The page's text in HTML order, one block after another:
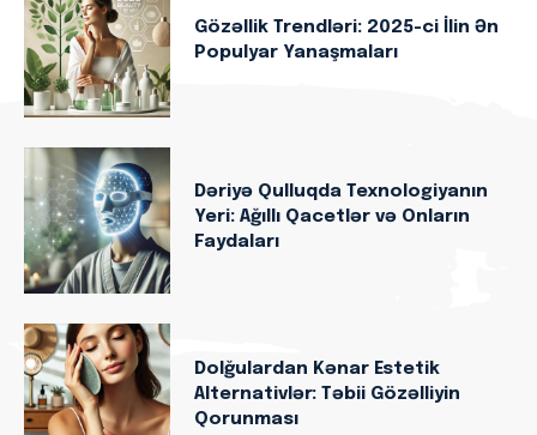
Gözəllik Trendləri: 2025-ci İlin Ən
Populyar Yanaşmaları
Dəriyə Qulluqda Texnologiyanın
Yeri: Ağıllı Qacetlər və Onların
Faydaları
Dolğulardan Kənar Estetik
Alternativlər: Təbii Gözəlliyin
Qorunması